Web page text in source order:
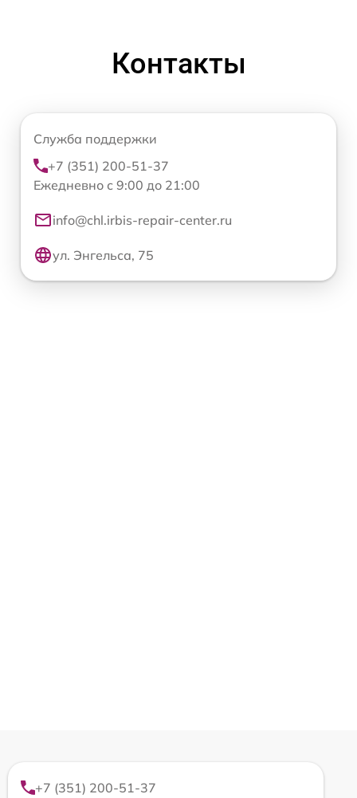
Контакты
Служба поддержки
+7 (351) 200-51-37
Ежедневно с 9:00 до 21:00
info@chl.irbis-repair-center.ru
ул. Энгельса, 75
+7 (351) 200-51-37